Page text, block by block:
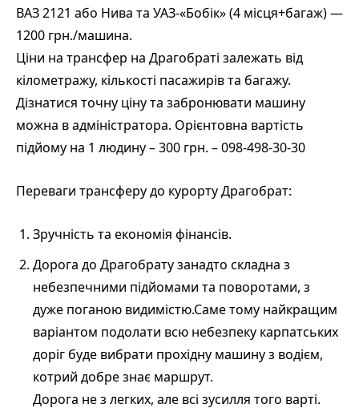
ВАЗ 2121 або Нива та УАЗ-«Бобік» (4 місця+багаж) —
1200 грн./машина.
Ціни на трансфер на Драгобраті залежать від
кілометражу, кількості пасажирів та багажу.
Дізнатися точну ціну та забронювати машину
можна в адміністратора. Орієнтовна вартість
підйому на 1 людину – 300 грн. – 098-498-30-30
Переваги трансферу до курорту Драгобрат:
Зручність та економія фінансів.
Дорога до Драгобрату занадто складна з
небезпечними підйомами та поворотами, з
дуже поганою видимістю.Саме тому найкращим
варіантом подолати всю небезпеку карпатських
доріг буде вибрати прохідну машину з водієм,
котрий добре знає маршрут.
Дорога не з легких, але всі зусилля того варті.